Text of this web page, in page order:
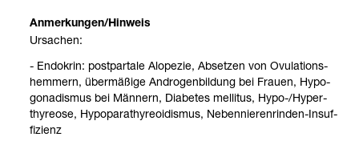
Anmer­kun­gen/Hin­weis
Ursa­chen:
- Endo­krin: post­par­tale Alope­zie, Abset­zen von Ovu­la­ti­ons­
hem­mern, über­mä­ßige Andro­gen­bil­dung bei Frauen, Hypo­
go­na­dis­mus bei Män­nern, Dia­be­tes mel­li­tus, Hypo-​/Hyper­
thy­reose, Hypo­p­a­ra­thy­reo­idis­mus, Neben­nie­ren­rin­den-​Insuf­
fi­zi­enz